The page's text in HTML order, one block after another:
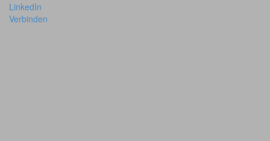
LinkedIn
Verbinden